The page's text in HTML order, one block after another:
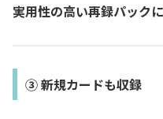
実用性の高い再録パック
③ 新規カードも収録